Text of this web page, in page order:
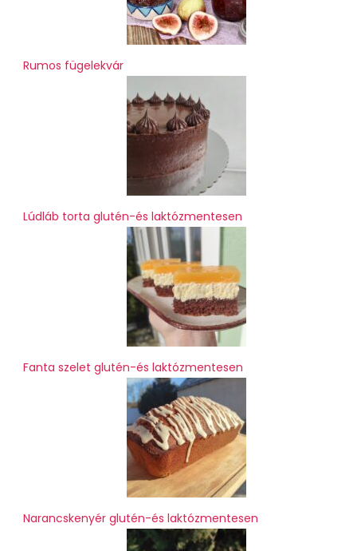
Rumos fügelekvár
Lúdláb torta glutén-és laktózmentesen
Fanta szelet glutén-és laktózmentesen
Narancskenyér glutén-és laktózmentesen